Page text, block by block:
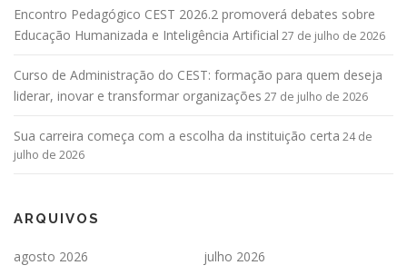
Encontro Pedagógico CEST 2026.2 promoverá debates sobre
Educação Humanizada e Inteligência Artificial 27 de julho de 2026
Curso de Administração do CEST: formação para quem deseja
liderar, inovar e transformar organizações 27 de julho de 2026
Sua carreira começa com a escolha da instituição certa 24 de
julho de 2026
ARQUIVOS
agosto 2026
julho 2026